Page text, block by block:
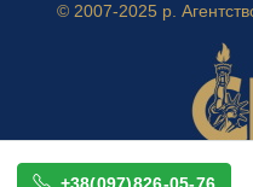
+38(097)826-05-76
© 2007-2025 р.